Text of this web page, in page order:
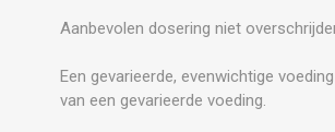
Aanbevolen dosering niet
Een gevarieerde, evenwichtige
van een gevarieerde voeding.